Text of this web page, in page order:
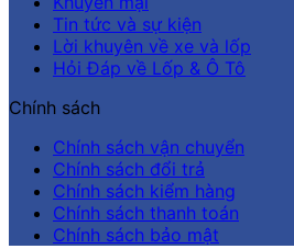
Tin tức và sự kiện
Lời khuyên về xe và lốp
Hỏi Đáp về Lốp & Ô Tô
Chính sách
Chính sách vận chuyển
Chính sách đổi trả
Chính sách kiểm hàng
Chính sách thanh toán
Chính sách bảo mật